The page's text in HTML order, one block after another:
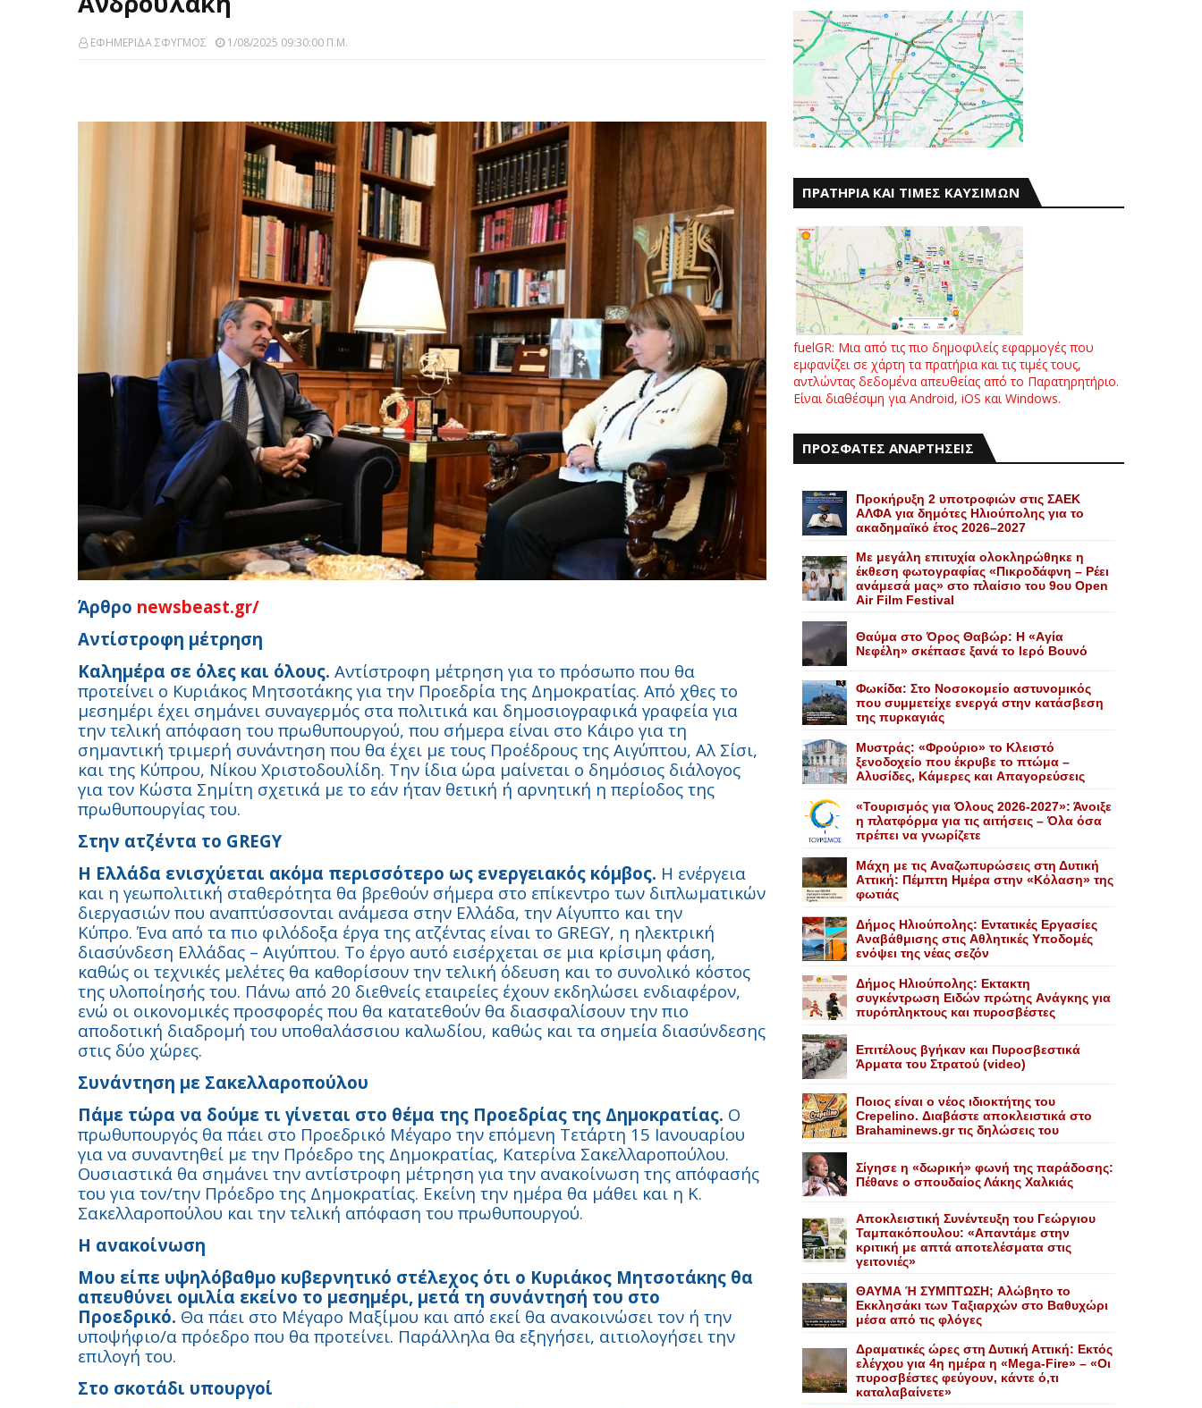
ΕΦΗΜΕΡΙΔΑ ΣΦΥΓΜΟΣ 1/08/2025 09:30:00 Π.μ.
Άρθρο newsbeast.gr/
Αντίστροφη μέτρηση
Καλημέρα σε όλες και όλους. Αντίστροφη μέτρηση για το πρόσωπο που θα
προτείνει ο Κυριάκος Μητσοτάκης για την Προεδρία της Δημοκρατίας. Από χθες το
μεσημέρι έχει σημάνει συναγερμός στα πολιτικά και δημοσιογραφικά γραφεία για
την τελική απόφαση του πρωθυπουργού, που σήμερα είναι στο Κάιρο για τη
σημαντική τριμερή συνάντηση που θα έχει με τους Προέδρους της Αιγύπτου, Αλ Σίσι,
και της Κύπρου, Νίκου Χριστοδουλίδη. Την ίδια ώρα μαίνεται ο δημόσιος διάλογος
για τον Κώστα Σημίτη σχετικά με το εάν ήταν θετική ή αρνητική η περίοδος της
πρωθυπουργίας του.
Στην ατζέντα το GREGY
Η Ελλάδα ενισχύεται ακόμα περισσότερο ως ενεργειακός κόμβος. Η ενέργεια
και η γεωπολιτική σταθερότητα θα βρεθούν σήμερα στο επίκεντρο των διπλωματικών
διεργασιών που αναπτύσσονται ανάμεσα στην Ελλάδα, την Αίγυπτο και την
Κύπρο. Ένα από τα πιο φιλόδοξα έργα της ατζέντας είναι το GREGY, η ηλεκτρική
διασύνδεση Ελλάδας – Αιγύπτου. Το έργο αυτό εισέρχεται σε μια κρίσιμη φάση,
καθώς οι τεχνικές μελέτες θα καθορίσουν την τελική όδευση και το συνολικό κόστος
της υλοποίησής του. Πάνω από 20 διεθνείς εταιρείες έχουν εκδηλώσει ενδιαφέρον,
ενώ οι οικονομικές προσφορές που θα κατατεθούν θα διασφαλίσουν την πιο
αποδοτική διαδρομή του υποθαλάσσιου καλωδίου, καθώς και τα σημεία διασύνδεσης
στις δύο χώρες.
Συνάντηση με Σακελλαροπούλου
Πάμε τώρα να δούμε τι γίνεται στο θέμα της Προεδρίας της Δημοκρατίας. Ο
πρωθυπουργός θα πάει στο Προεδρικό Μέγαρο την επόμενη Τετάρτη 15 Ιανουαρίου
για να συναντηθεί με την Πρόεδρο της Δημοκρατίας, Κατερίνα Σακελλαροπούλου.
Ουσιαστικά θα σημάνει την αντίστροφη μέτρηση για την ανακοίνωση της απόφασής
του για τον/την Πρόεδρο της Δημοκρατίας. Εκείνη την ημέρα θα μάθει και η Κ.
Σακελλαροπούλου και την τελική απόφαση του πρωθυπουργού.
Η ανακοίνωση
Μου είπε υψηλόβαθμο κυβερνητικό στέλεχος ότι ο Κυριάκος Μητσοτάκης θα
απευθύνει ομιλία εκείνο το μεσημέρι, μετά τη συνάντησή του στο
Προεδρικό. Θα πάει στο Μέγαρο Μαξίμου και από εκεί θα ανακοινώσει τον ή την
υποψήφιο/α πρόεδρο που θα προτείνει. Παράλληλα θα εξηγήσει, αιτιολογήσει την
επιλογή του.
Στο σκοτάδι υπουργοί
ΠΡΑΤΗΡΙΑ ΚΑΙ ΤΙΜΕΣ ΚΑΥΣΙΜΩΝ
fuelGR: Μια από τις πιο δημοφιλείς εφαρμογές που
εμφανίζει σε χάρτη τα πρατήρια και τις τιμές τους,
αντλώντας δεδομένα απευθείας από το Παρατηρητήριο.
Είναι διαθέσιμη για Android, iOS και Windows.
ΠΡΟΣΦΑΤΕΣ ΑΝΑΡΤΗΣΕΙΣ
Προκήρυξη 2 υποτροφιών στις ΣΑΕΚ
ΑΛΦΑ για δημότες Ηλιούπολης για το
ακαδημαϊκό έτος 2026–2027
Με μεγάλη επιτυχία ολοκληρώθηκε η
έκθεση φωτογραφίας «Πικροδάφνη – Ρέει
ανάμεσά μας» στο πλαίσιο του 9ου Open
Air Film Festival
Θαύμα στο Όρος Θαβώρ: H «Aγία
Nεφέλη» σκέπασε ξανά το Iερό Bουνό
Φωκίδα: Στο Νοσοκομείο αστυνομικός
που συμμετείχε ενεργά στην κατάσβεση
της πυρκαγιάς
Mυστράς: «Φρούριο» το Kλειστό
ξενοδοχείο που έκρυβε το πτώμα –
Aλυσίδες, Kάμερες και Aπαγορεύσεις
«Τουρισμός για Όλους 2026-2027»: Άνοιξε
η πλατφόρμα για τις αιτήσεις – Όλα όσα
πρέπει να γνωρίζετε
Mάχη με τις Aναζωπυρώσεις στη Δυτική
Aττική: Πέμπτη Hμέρα στην «Kόλαση» της
φωτιάς
Δήμος Ηλιούπολης: Eντατικές Eργασίες
Aναβάθμισης στις Aθλητικές Yποδομές
ενόψει της νέας σεζόν
Δήμος Ηλιούπολης: Eκτακτη
συγκέντρωση Eιδών πρώτης Aνάγκης για
πυρόπληκτους και πυροσβέστες
Επιτέλους βγήκαν και Πυροσβεστικά
Άρματα του Στρατού (video)
Ποιος είναι ο νέος ιδιοκτήτης του
Crepelino. Διαβάστε αποκλειστικά στο
Brahaminews.gr τις δηλώσεις του
Σίγησε η «δωρική» φωνή της παράδοσης:
Πέθανε o σπουδαίος Λάκης Xαλκιάς
Αποκλειστική Συνέντευξη του Γεώργιου
Ταμπακόπουλου: «Απαντάμε στην
κριτική με απτά αποτελέσματα στις
γειτονιές»
ΘΑΥΜΑ Ή ΣΥΜΠΤΩΣΗ; Aλώβητο το
Eκκλησάκι των Tαξιαρχών στο Bαθυχώρι
μέσα από τις φλόγες
Δραματικές ώρες στη Δυτική Αττική: Εκτός
ελέγχου για 4η ημέρα η «Mega-Fire» – «Οι
πυροσβέστες φεύγουν, κάντε ό,τι
καταλαβαίνετε»